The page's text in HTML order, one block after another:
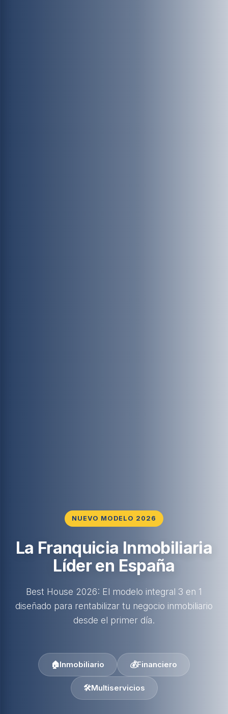
NUEVO MODELO 2026
La Franquicia Inmobiliaria
Líder en España
Best House 2026: El modelo integral 3 en 1
diseñado para rentabilizar tu negocio inmobiliario
desde el primer día.
🏠Inmobiliario 💰Financiero
🛠️Multiservicios